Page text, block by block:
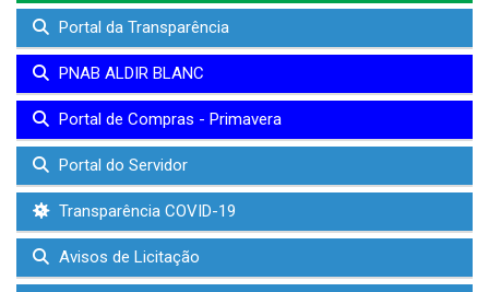
Portal da Transparência
PNAB ALDIR BLANC
Portal de Compras - Primavera
Portal do Servidor
Transparência COVID-19
Avisos de Licitação